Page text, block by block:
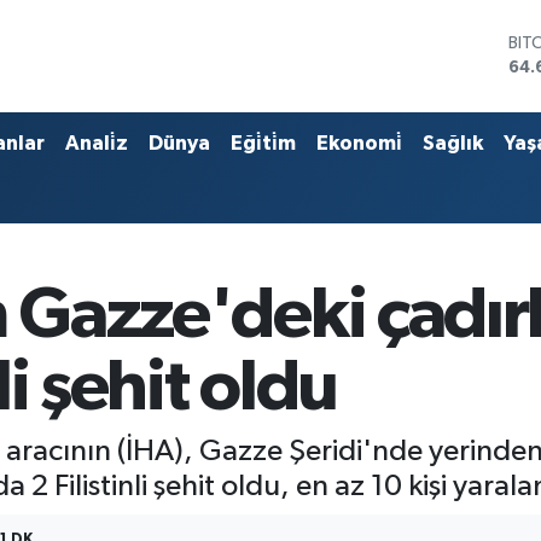
Anali̇z Dünya Eği̇ti̇m Ekonomi̇ Sağlık
şehit oldu
(İHA), Gazze Şeridi'nde
2 Filistinli şehit oldu, en az 10 kişi